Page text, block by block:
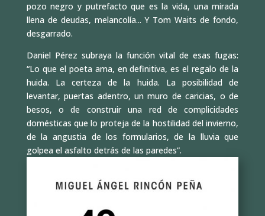
pozo negro y putrefacto que es la vida, una mirada
llena de deudas, melancolía... Y Tom Waits de fondo,
desgarrado.
Daniel Pérez subraya la función vital de esas fugas:
“Lo que el poeta ama, en definitiva, es el regalo de la
huida. La certeza de la huida. La posibilidad de
levantar, puertas adentro, un muro de caricias, o de
besos, o de construir una red de complicidades
domésticas que lo proteja de la hostilidad del invierno,
de la angustia de los formularios, de la lluvia que
golpea el asfalto detrás de las paredes”.